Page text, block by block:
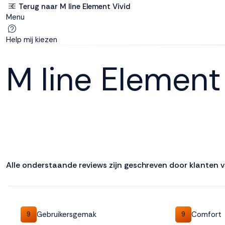
Menu
Help mij kiezengebruikt
website goed, terwijl
cookies ons helpen
verbeteren. Via de
marketing cookies
Terug naar M line Element Vivid
M line
Alle onderstaande reviews zijn geschreven door klanten
9 Gebruikersgemak 9 Comfort